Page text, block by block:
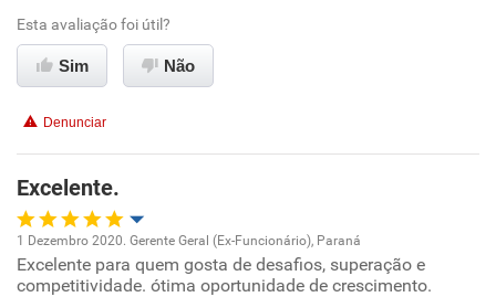
Conciliação com a vida familiar
Benefícios
Recomenda a diretoria
Esta avaliação foi útil?
Sim Não
Denunciar
Excelente.
Oportunidade de promoção
1 Dezembro 2020. Gerente Geral (Ex-Funcionário), Paraná
Excelente para quem gosta de desafios, superação e
competitividade. ótima oportunidade de crescimento.